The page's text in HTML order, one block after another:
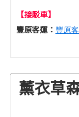
【接駁車】
豐原客運： 豐原
薰衣草